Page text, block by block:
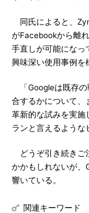
同氏によると、
がFacebookから離
手直しが可能になっ
興味深い使用事例を
「Googleは既存の
合するかについて、
革新的な試みを実施
ランと言えるような
どうぞ引き続きご
かかもしれないが、
響いている。
関連キーワード